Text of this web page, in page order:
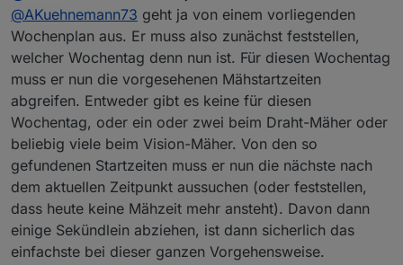
Von der Startzeit des Mähers 30 Sek abziehen und
diese neue Zeit wieder in die Startzeit für's Hochfahren
umwandeln.
Darauf dann triggern.
@AKuehnemann73 geht ja von einem vorliegenden
Wochenplan aus. Er muss also zunächst feststellen,
welcher Wochentag denn nun ist. Für diesen Wochentag
muss er nun die vorgesehenen Mähstartzeiten
abgreifen. Entweder gibt es keine für diesen
Wochentag, oder ein oder zwei beim Draht-Mäher oder
beliebig viele beim Vision-Mäher. Von den so
gefundenen Startzeiten muss er nun die nächste nach
dem aktuellen Zeitpunkt aussuchen (oder feststellen,
dass heute keine Mähzeit mehr ansteht). Davon dann
einige Sekündlein abziehen, ist dann sicherlich das
einfachste bei dieser ganzen Vorgehensweise.